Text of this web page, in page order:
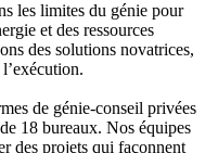
les limites du génie pour
et des ressources
des solutions novatrices,
de génie-conseil privées
18 bureaux. Nos équipes
des projets qui façonnent